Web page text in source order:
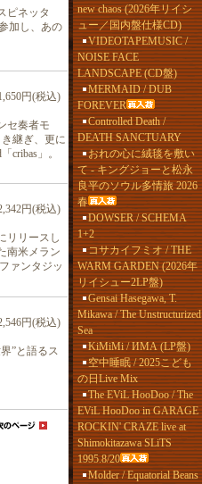
ピネッタ
加し、あの
円(税込)
セ奏者モ
継ぎ、更に
cribas」。
円(税込)
リリースし
南米メラン
ァンタジッ
円(税込)
”と語るス
new chaos (2026年リイシ
ュー／国内盤仕様CD)
VIDEOTAPEMUSIC /
NOISE FACE
LANDSCAPE (CD盤)
MERMAID / DUB
FOREVER
Controlled Death /
DEATH SANCTUARY
おれの心に絨毯を敷い
て - キングジョーと松永
良平のソウル多情旅 2026
春
DOWSER / SCHEMA
1+2
コサカイフミオ / THE
WARM GARDEN (2026年
リイシュー2LP盤)
Gensai Hasegawa, T.
Mikawa / The Unstructurized
Sea
KiMiMi / ИМА (LP盤)
空中睡眠 / 2025こども
の日Live Mix
The EViL HooDoo / The
EViL HooDoo in GARAGE
ROCKIN' CRAZE live at
Shimokitazawa SLiTS
1995.8/20
Molder / Equatorial Beans